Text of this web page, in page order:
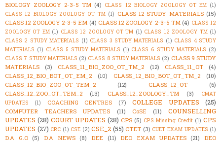
BIOLOGY ZOOLOGY 2-3-5 TM (4) CLASS 12 BIOLOGY ZOOLOGY OT EM (1)
CLASS 12 BIOLOGY ZOOLOGY OT TM (1) CLASS 12 STUDY MATERIALS (15)
CLASS 12 ZOOLOGY 2-3-5 EM (4) CLASS 12 ZOOLOGY 2-3-5 TM (4) CLASS 12
ZOOLOGY OT EM (1) CLASS 12 ZOOLOGY OT TM (1) CLASS 12 ZOOLOGY TM (1)
CLASS 2 STUDY MATERIALS (1) CLASS 3 STUDY MATERIALS (1) CLASS 4 STUDY
MATERIALS (1) CLASS 5 STUDY MATERIALS (1) CLASS 6 STUDY MATERIALS (2)
CLASS 7 STUDY MATERIALS (2) CLASS 8 STUDY MATERIALS (2) CLASS 9 STUDY
MATERIALS
(3) CLASS_11_BIO_ZOO_OT_TM_2 (12) CLASS_11_OT
(4)
CLASS_12_BIO_BOT_OT_EM_2
(10) CLASS_12_BIO_BOT_OT_TM_2
(10)
CLASS_12_BIO_ZOO_OT_TEM_2
(12) CLASS_12_OT
(6)
CLASS_12_ZOO_OT_TEM_2
(13) CLASS_12_ZOOLOGY_TM (3)
CMAT
UPDATES
(1) COACHING CENTRES (7) COLLEGE UPDATES (25)
COMPUTER TEACHERS UPDATES (11) CoSE (11)
COUNSELLING
UPDATES (28) COURT UPDATES (28) CPS (5) CPS Missing Credit (1) CPS
UPDATES (27) CRC (1) CSE (2) CSE_2 (55) CTET (3) CUET EXAM UPDATES (1)
D.A G.O (5) D.A NEWS (8) DEE (11) DEO EXAM UPDATES (21)
DEO